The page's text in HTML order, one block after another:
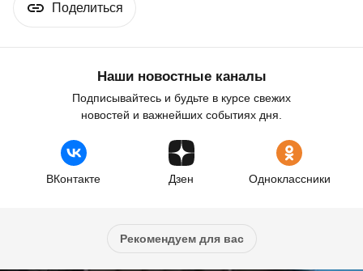
Поделиться
Наши новостные каналы
Подписывайтесь и будьте в курсе свежих
новостей и важнейших событиях дня.
ВКонтакте Дзен Одноклассники
Рекомендуем для вас